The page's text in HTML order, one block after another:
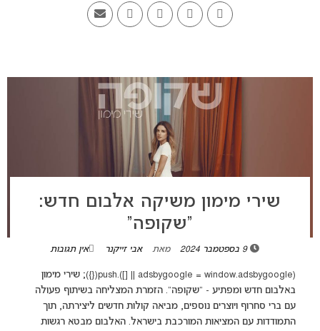
שירי מימון משיקה אלבום חדש:
“שקופה”
9 בספטמבר 2024 מאת אבי זייקנר אין תגובות
(adsbygoogle = window.adsbygoogle || []).push({}); שירי מימון
באלבום חדש ומפתיע - "שקופה". הזמרת המצליחה בשיתוף פעולה
עם ברי סחרוף ויוצרים נוספים, מביאה קולות חדשים ליצירתה, תוך
התמודדות עם המציאות המורכבת בישראל. האלבום מבטא רגשות